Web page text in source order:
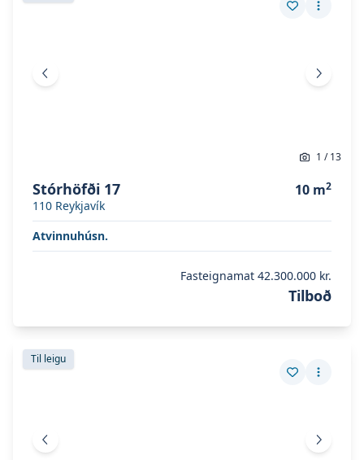
Vista eign
Fleiri
Fyrri mynd Næsta
1 /13
Stórhöfði 17
110 Reykjavík
10 m2
Atvinnuhúsn.
Fasteignamat 42.300.000 kr.
Tilboð
Skoða eignina
Til leigu
Vista eign
Fleiri
Skoða eignina
Fyrri mynd Næsta